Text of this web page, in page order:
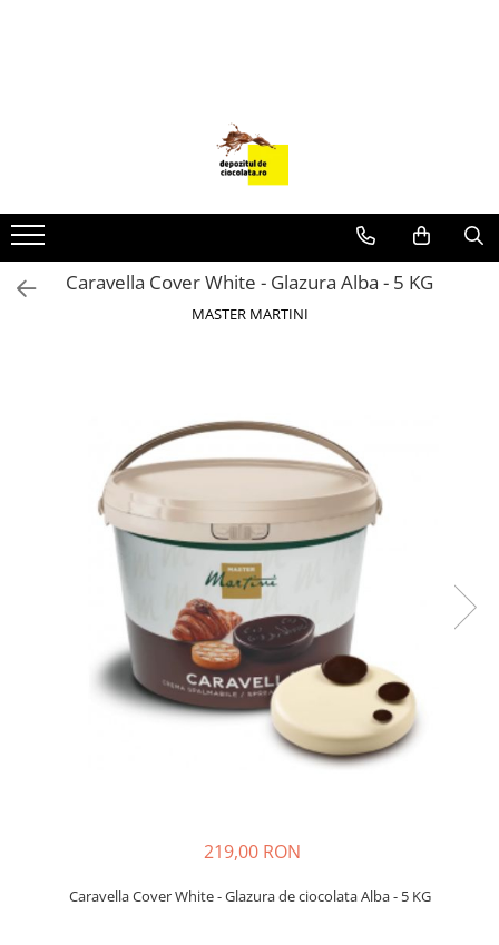
GLAZURI, UMPLUTURI, CREME
USTENSILE SI FORME SILICON
PASTA DE ZAHAR
Caravella Cover White - Glazura Alba - 5 KG
MASTER MARTINI
219,00 RON
Caravella Cover White - Glazura de ciocolata Alba - 5 KG